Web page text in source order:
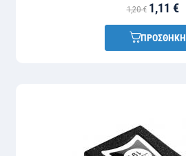
1,20 € 1,11 €
ΠΡΟΣΘΗΚΗ